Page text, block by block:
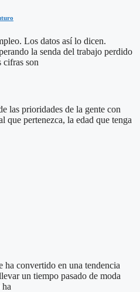
Los datos así lo dicen.
la senda del trabajo perdido
cifras son
las prioridades de la gente con
que pertenezca, la edad que tenga
ha convertido en una tendencia
un tiempo pasado de moda